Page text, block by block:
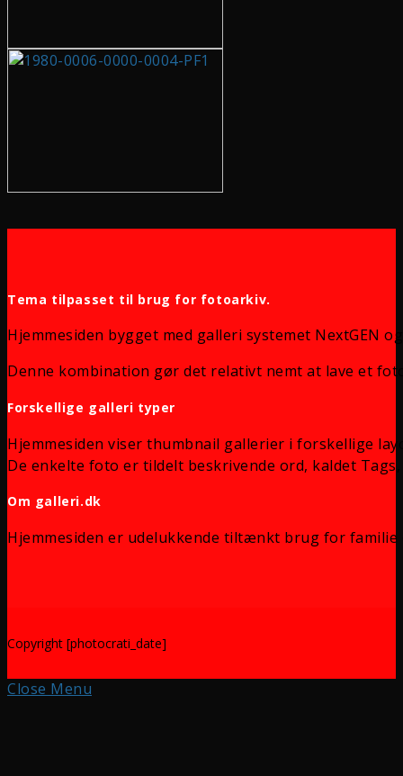
Tema tilpasset til brug for fotoarkiv.
Hjemmesiden bygget med galleri systemet NextGEN
Denne kombination gør det relativt nemt at lave et
Forskellige galleri typer
Hjemmesiden viser thumbnail gallerier i forskellige
De enkelte foto er tildelt beskrivende ord, kaldet
Om galleri.dk
Hjemmesiden er udelukkende tiltænkt brug for
Copyright [photocrati_date]
Close Menu